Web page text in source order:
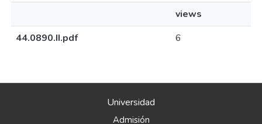
views
44.0890.II.pdf
6
Universidad
Admisión